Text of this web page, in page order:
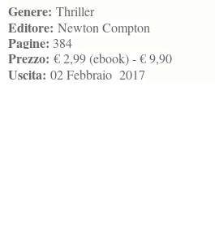
Genere: Thriller
Editore: Newton Compton
Pagine: 384
Prezzo: € 2,99 (ebook) - € 9,90
Uscita: 02 Febbraio 2017